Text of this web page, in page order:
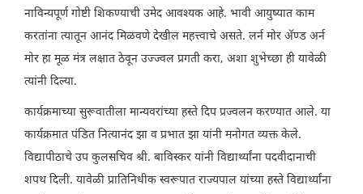
नाविन्यपूर्ण गोष्टी शिकण्याची उमेद आवश्यक आहे. भावी आयुष्यात काम
करतांना त्यातून आनंद मिळवणे देखील महत्त्वाचे असते. लर्न मोर ॲण्ड अर्न
मोर हा मूळ मंत्र लक्षात ठेवून उज्ज्वल प्रगती करा, अशा शुभेच्छा ही यावेळी
त्यांनी दिल्या.
कार्यक्रमाच्या सुरूवातीला मान्यवरांच्या हस्ते दिप प्रज्वलन करण्यात आले. या
कार्यक्रमात पंडित नित्यानंद झा व प्रभात झा यांनी मनोगत व्यक्त केले.
विद्यापीठाचे उप कुलसचिव श्री. बाविस्कर यांनी विद्यार्थ्यांना पदवीदानाची
शपथ दिली. यावेळी प्रातिनिधीक स्वरूपात राज्यपाल यांच्या हस्ते विद्यार्थ्यांना